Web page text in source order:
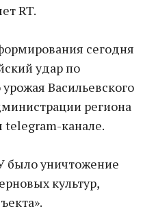
RT.
сегодня
удар по
Васильевского
региона
telegram-канале.
было уничтожение
культур,